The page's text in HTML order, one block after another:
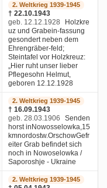
2. Weltkrieg 1939-1945
† 22.10.1943
geb. 12.12.1928
Holzkre
uz und Grabein-fassung
gesondert neben dem
Ehrengräber-feld;
Steintafel vor Holzkreuz:
„Hier ruht unser lieber
Pflegesohn Helmut,
geboren 12.12.1928
2. Weltkrieg 1939-1945
† 16.09.1943
geb. 28.03.1906
Senden
horst inNowosselowka,15
kmnordostw.OrschowGefr
eiter Grab befindet sich
noch in Nowoselowka /
Saporoshje - Ukraine
2. Weltkrieg 1939-1945